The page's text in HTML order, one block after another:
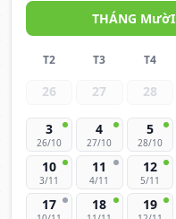
THÁNG
T2 T3 T4
26 27 28
3
26/10
4
27/10
5
28/10
10
3/11
11
4/11
12
5/11
17 18 19